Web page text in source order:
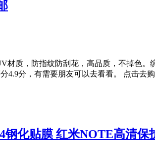
材质，防指纹防刮花，高品质，不掉色
4.9分，有需要朋友可以去看看。 点击去
钢化贴膜 红米NOTE高清保